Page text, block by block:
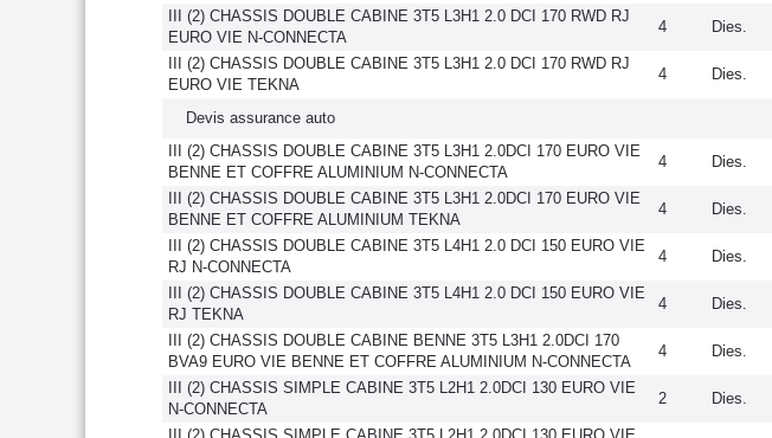
III (2) CHASSIS DOUBLE CABINE 3T5 L3H1 2.0 DCI 170 RWD RJ
EURO VIE N-CONNECTA
4 Dies.
III (2) CHASSIS DOUBLE CABINE 3T5 L3H1 2.0 DCI 170 RWD RJ
EURO VIE TEKNA
4 Dies.
Devis assurance auto
III (2) CHASSIS DOUBLE CABINE 3T5 L3H1 2.0DCI 170 EURO VIE
BENNE ET COFFRE ALUMINIUM N-CONNECTA
4 Dies.
III (2) CHASSIS DOUBLE CABINE 3T5 L3H1 2.0DCI 170 EURO VIE
BENNE ET COFFRE ALUMINIUM TEKNA
4 Dies.
III (2) CHASSIS DOUBLE CABINE 3T5 L4H1 2.0 DCI 150 EURO VIE
RJ N-CONNECTA
4 Dies.
III (2) CHASSIS DOUBLE CABINE 3T5 L4H1 2.0 DCI 150 EURO VIE
RJ TEKNA
4 Dies.
III (2) CHASSIS DOUBLE CABINE BENNE 3T5 L3H1 2.0DCI 170
BVA9 EURO VIE BENNE ET COFFRE ALUMINIUM N-CONNECTA
4 Dies.
III (2) CHASSIS SIMPLE CABINE 3T5 L2H1 2.0DCI 130 EURO VIE
N-CONNECTA
2 Dies.